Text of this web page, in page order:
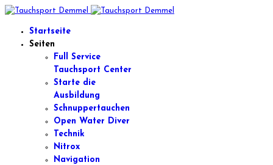
Startseite
Seiten
Full Service
Tauchsport Center
Starte die
Ausbildung
Schnuppertauchen
Open Water Diver
Technik
Nitrox
Navigation